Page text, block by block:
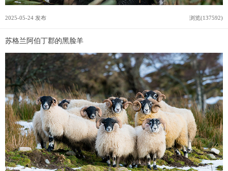
2025-05-24 发布 浏览(137592)
苏格兰阿伯丁郡的黑脸羊